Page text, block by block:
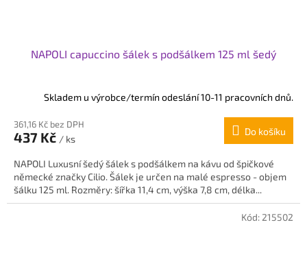
NAPOLI capuccino šálek s podšálkem 125 ml šedý
Skladem u výrobce/termín odeslání 10-11 pracovních dnů.
361,16 Kč bez DPH
437 Kč / ks
Do košíku
NAPOLI Luxusní šedý šálek s podšálkem na kávu od špičkové
německé značky Cilio. Šálek je určen na malé espresso - objem
šálku 125 ml. Rozměry: šířka 11,4 cm, výška 7,8 cm, délka...
Kód: 215502